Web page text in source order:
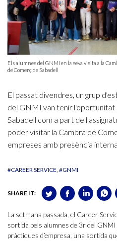
Els alumnes del GNMI en la seva visita a la
de Comerç de Sabadell
El passat divendres, un grup
del GNMI van tenir l'oportunitat
Sabadell com a part de
poder visitar la Cambra de
empreses amb presència
#CAREER SERVICE #GNMI
SHARE IT:
La setmana passada, el Career
sortida pels alumnes de 3r del
pràctiques d’empresa, una sortida